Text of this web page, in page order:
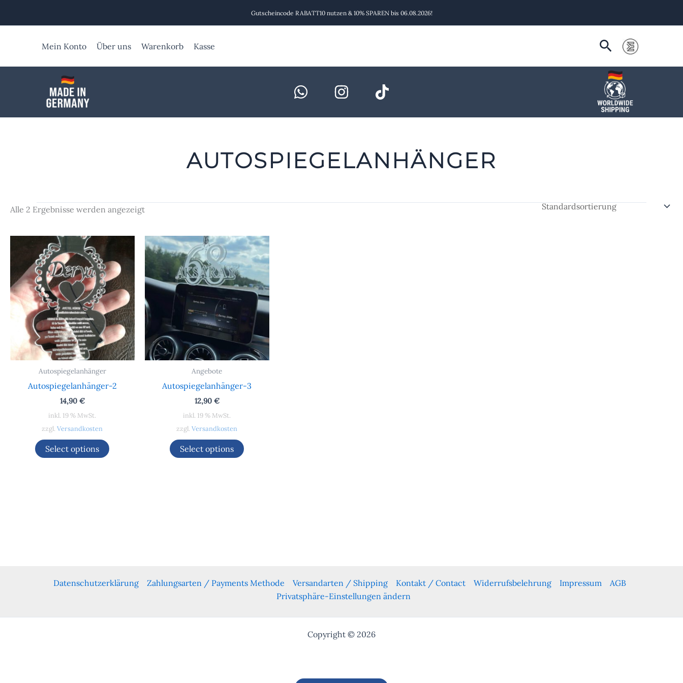
Gutscheincode RABATT10 nutzen & 10% SPAREN bis 06.08.2026!
Mein Konto Über uns Warenkorb Kasse Suchen
AUTOSPIEGELANHÄNGER
Alle 2 Ergebnisse werden angezeigt
Autospiegelanhänger
Autospiegelanhänger-2
14,90 €
inkl. 19 % MwSt.
zzgl.Versandkosten
Select options
Angebote
Autospiegelanhänger-3
12,90 €
inkl. 19 % MwSt.
zzgl.Versandkosten
Select options
Datenschutzerklärung Zahlungsarten / Payments Methode Versandarten / Shipping Kontakt / Contact Widerrufsbelehrung Impressum
AGB
Privatsphäre-Einstellungen ändern
Copyright © 2026